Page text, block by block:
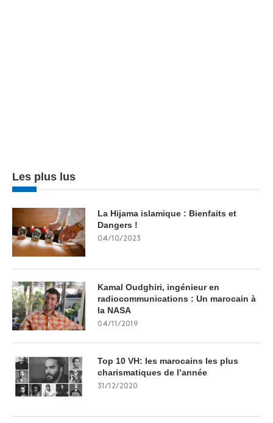
Les plus lus
La Hijama islamique : Bienfaits et
Dangers !
04/10/2023
Kamal Oudghiri, ingénieur en
radiocommunications : Un marocain à
la NASA
04/11/2019
Top 10 VH: les marocains les plus
charismatiques de l’année
31/12/2020